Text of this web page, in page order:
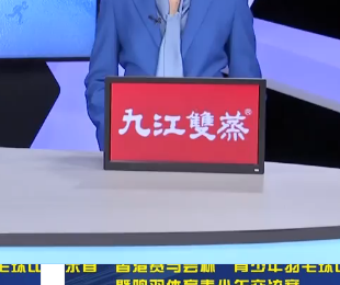
夫柳琴科娃 朱琳首进温网女单32强
下一篇
日 19:16
体育